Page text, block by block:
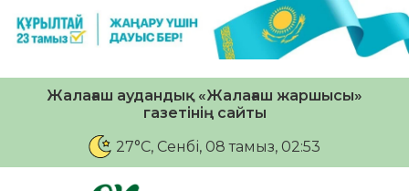
Жалағаш аудандық «Жалағаш жаршысы»
газетінің сайты
27°C, Сенбі, 08 тамыз, 02:53